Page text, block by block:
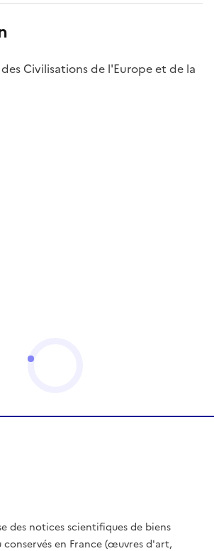
Civilisations de l'Europe et de la
des notices scientifiques de biens
en France (œuvres d'art,